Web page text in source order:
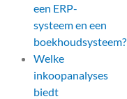
een ERP-
systeem en een
boekhoudsysteem?
Welke
inkoopanalyses
biedt